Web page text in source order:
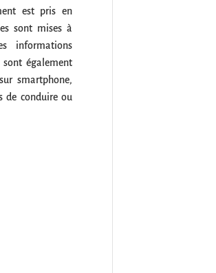
est pris en
sont mises à
informations
sont également
smartphone,
de conduire ou